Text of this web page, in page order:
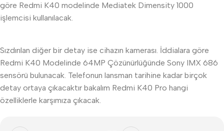
göre Redmi K40 modelinde Mediatek Dimensity 1000
işlemcisi kullanılacak.
Sızdırılan diğer bir detay ise cihazın kamerası. İddialara göre
Redmi K40 Modelinde 64MP Çözünürlüğünde Sony IMX 686
sensörü bulunacak. Telefonun lansman tarihine kadar birçok
detay ortaya çıkacaktır bakalım Redmi K40 Pro hangi
özelliklerle karşımıza çıkacak.